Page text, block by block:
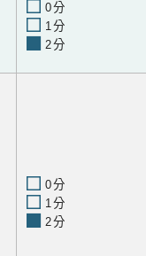
0分
1分
2分
0分
1分
2分